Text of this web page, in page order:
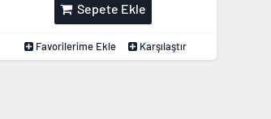
Sepete Ekle
Favorilerime Ekle Karşılaştır